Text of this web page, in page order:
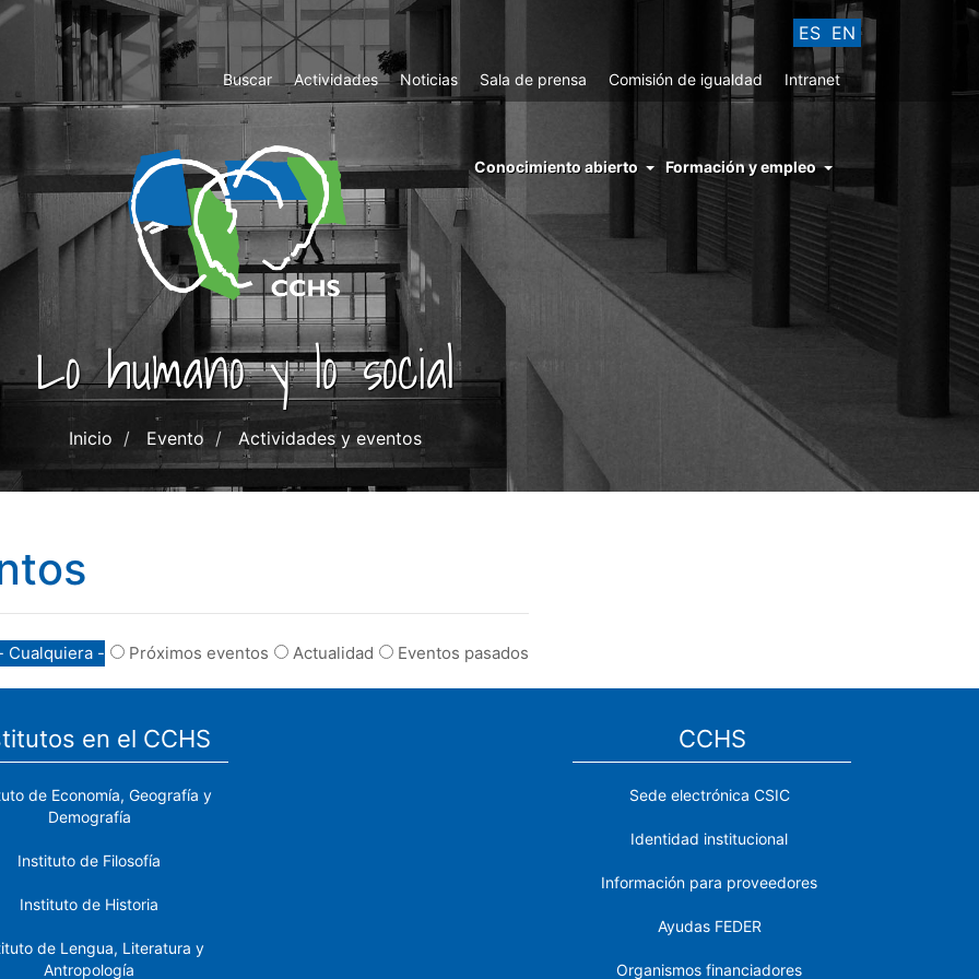
ES EN
Top
Menu
Buscar Actividades Noticias Sala de prensa Comisión de igualdad Intranet
menu
right
cchs
conocimiento
abierto
Conocimiento abierto Formación y empleo
Lo humano y lo social
Inicio Evento Actividades y eventos
Cualquiera - Próximos eventos Actualidad Eventos pasados
en el CCHS
de Economía, Geografía y
Demografía
Instituto de Filosofía
Instituto de Historia
de Lengua, Literatura y
Antropología
CCHS
Sede electrónica CSIC
Identidad institucional
Información para proveedores
Ayudas FEDER
Organismos financiadores